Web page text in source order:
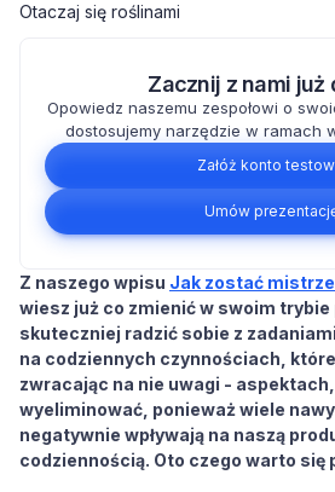
Otaczaj się roślinami
Zacznij z nami już
Opowiedz naszemu zespołowi o
dostosujemy narzędzie w ramach
Załóż konto
Umów
Z naszego wpisu Jak zostać
wiesz już co zmienić w swoim trybie
skuteczniej radzić sobie z
na codziennych czynnościach,
zwracając na nie uwagi -
wyeliminować, ponieważ wiele
negatywnie wpływają na naszą
codziennością. Oto czego warto się